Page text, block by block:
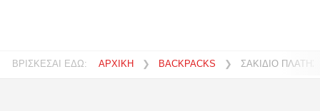
ΒΡΙΣΚΕΣΑΙ ΕΔΩ: ΑΡΧΙΚΗ ❯ BACKPACKS ❯ ΣΑΚΙΔΙΟ ΠΛΑΤΗΣ